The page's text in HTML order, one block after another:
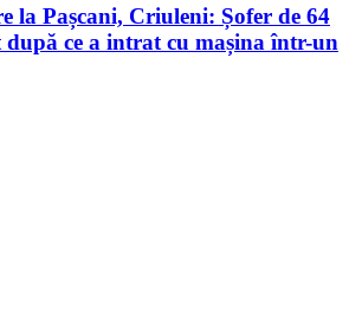
la Pașcani, Criuleni: Șofer de 64
ce a intrat cu mașina într-un